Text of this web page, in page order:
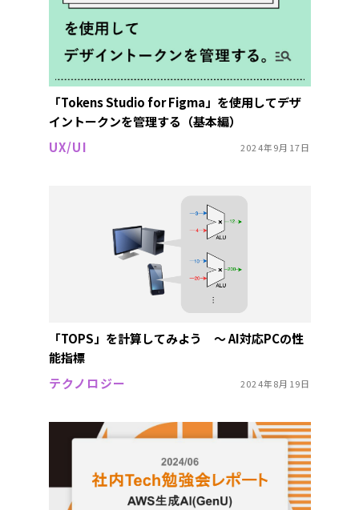
「Tokens Studio for Figma」を使用してデザ
イントークンを管理する（基本編）
UX/UI
2024年9月17日
「TOPS」を計算してみよう 〜 AI対応PCの性
能指標
テクノロジー
2024年8月19日